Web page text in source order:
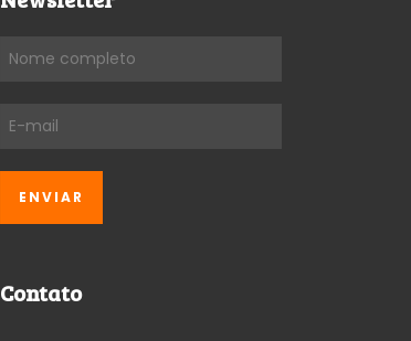
Contato